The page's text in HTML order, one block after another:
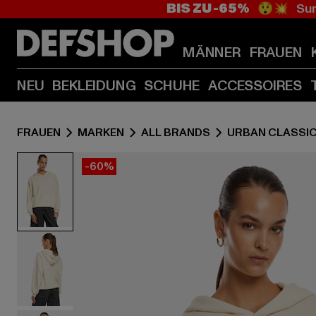
BIS ZU -65% 😲💥
MÄNNER FRAUEN
NEU BEKLEIDUNG SCHUHE ACCESSOIRES
FRAUEN MARKEN ALL BRANDS URBAN
-60%